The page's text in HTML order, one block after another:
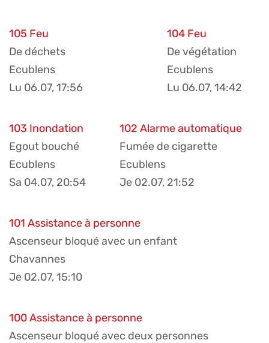
105 Feu
De déchets
Ecublens
Lu 06.07, 17:56
104 Feu
De végétation
Ecublens
Lu 06.07, 14:42
103 Inondation
Egout bouché
Ecublens
Sa 04.07, 20:54
102 Alarme automatique
Fumée de cigarette
Ecublens
Je 02.07, 21:52
101 Assistance à personne
Ascenseur bloqué avec un enfant
Chavannes
Je 02.07, 15:10
100 Assistance à personne
Ascenseur bloqué avec deux personnes